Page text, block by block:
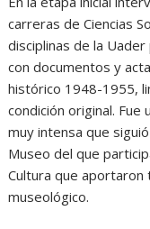
carreras de Ciencias
disciplinas de la
con documentos y
histórico 1948-1955,
condición original. Fue
muy intensa que
Museo del que
Cultura que aportaron
museológico.